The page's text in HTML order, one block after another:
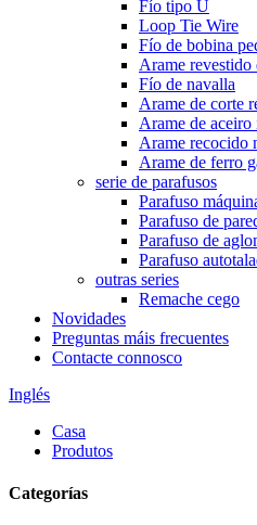
Fío tipo U
Loop Tie Wire
Fío de bobina
Arame revestido
Fío de navalla
Arame de corte
Arame de
Arame recocido
Arame de ferro
serie de parafusos
Parafuso
Parafuso de
Parafuso de
Parafuso
outras series
Remache cego
Novidades
Preguntas máis frecuentes
Contacte connosco
Inglés
Casa
Produtos
Categorías